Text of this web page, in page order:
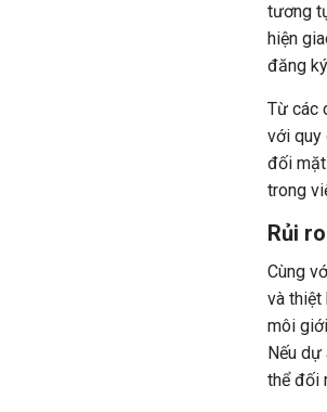
tương
hiện
đăng
Từ các
với quy
đối mặt
trong
Rủi
Cùng
và thiệt
môi
Nếu dự
thể đối